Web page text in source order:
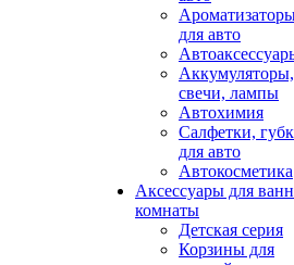
для авто
Аккумуляторы,
свечи, лампы
Автохимия
Салфетки,
для авто
Автокосметика
Аксессуары для
комнаты
Детская серия
Корзины для